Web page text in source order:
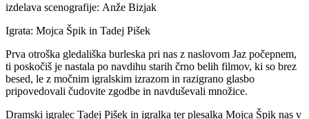
izdelava scenografije: Anže Bizjak
Igrata: Mojca Špik in Tadej Pišek
Prva otroška gledališka burleska pri nas z naslovom Jaz počepnem,
ti poskočiš je nastala po navdihu starih črno belih filmov, ki so brez
besed, le z močnim igralskim izrazom in razigrano glasbo
pripovedovali čudovite zgodbe in navduševali množice.
Dramski igralec Tadej Pišek in igralka ter plesalka Mojca Špik nas v